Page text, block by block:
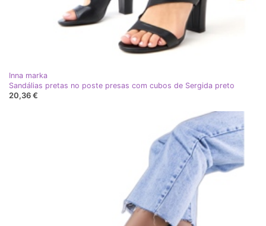
Inna marka
Sandálias pretas no poste presas com cubos de Sergida preto
20,36 €